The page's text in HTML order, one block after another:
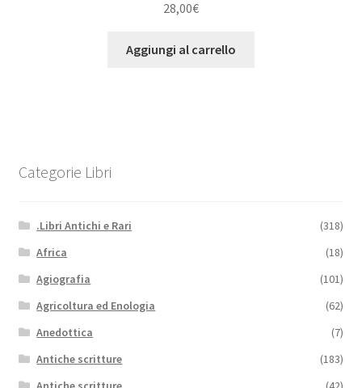
28,00€
Aggiungi al carrello
Categorie Libri
.Libri Antichi e Rari
(318)
Africa
(18)
Agiografia
(101)
Agricoltura ed Enologia
(62)
Anedottica
(7)
Antiche scritture
(183)